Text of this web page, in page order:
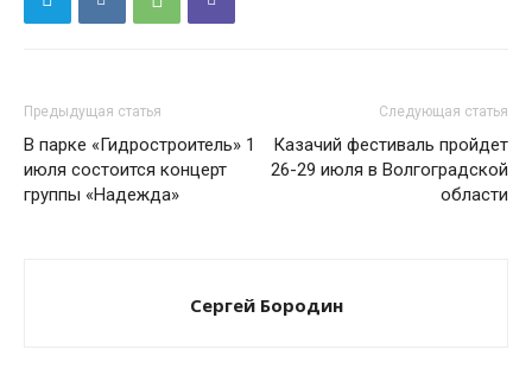
Предыдущая статья
В парке «Гидростроитель» 1
июля состоится концерт
группы «Надежда»
Следующая статья
Казачий фестиваль пройдет
26-29 июля в Волгоградской
области
Сергей Бородин